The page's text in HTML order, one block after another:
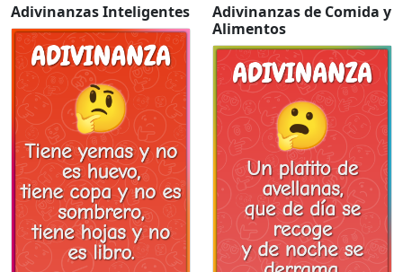
Adivinanzas Inteligentes
Adivinanzas de Comida y
Alimentos